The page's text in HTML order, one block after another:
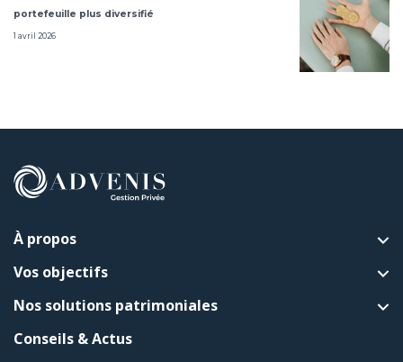
portefeuille plus diversifié
1 avril 2026
À propos
Vos objectifs
Nos solutions patrimoniales
Conseils & Actus